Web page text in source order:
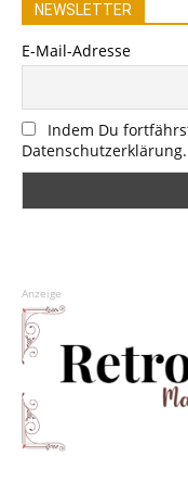
NEWSLETTER
E-Mail-Adresse
Indem Du
Datenschutzerklärung.
Anzeige